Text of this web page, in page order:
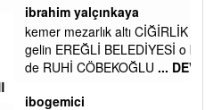
deniz kenarına giden yola
boruları zamanında tüm ereğli